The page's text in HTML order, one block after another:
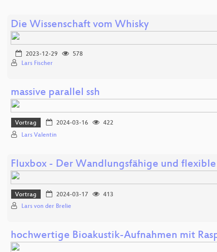
Die Wissenschaft vom Whisky
2023-12-29
578
Lars Fischer
massive parallel ssh
Vortrag 2024-03-16
422
Lars Valentin
Fluxbox - Der Wandlungsfähige und
Vortrag 2024-03-17
413
Lars von der Brelie
hochwertige Bioakustik-Aufnahmen mit